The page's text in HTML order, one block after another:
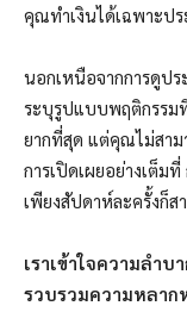
คุณทำเงินได้เฉพาะป
นอกเหนือจากการดูปร
ระบุรูปแบบพฤติกรรม
ยากที่สุด แต่คุณไม่สาม
การเปิดเผยอย่างเต็ม
เพียงสัปดาห์ละครั้งก็ส
เราเข้าใจความลำบ
รวบรวมความหลาก